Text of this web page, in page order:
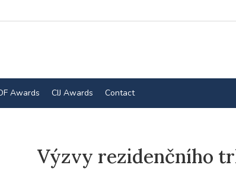
Awards CIJ Awards Contact
Výzvy rezidenčního